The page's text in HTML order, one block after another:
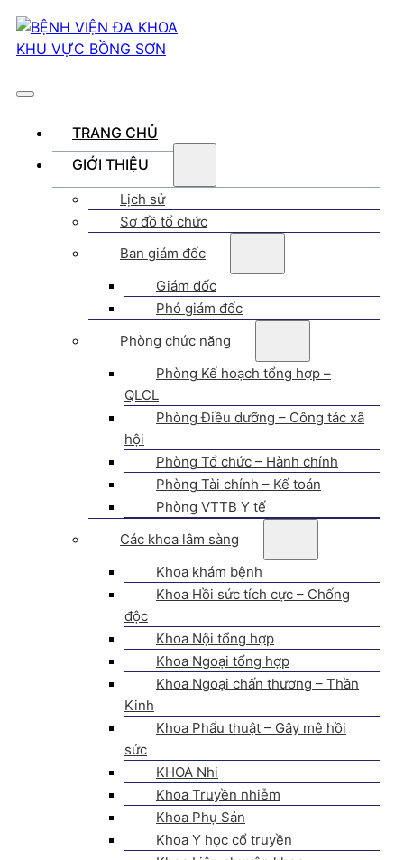
TRANG CHỦ
GIỚI THIỆU
Lịch sử
Sơ đồ tổ chức
Ban giám đốc
Giám đốc
Phó giám đốc
Phòng chức năng
Phòng Kế hoạch tổng hợp –
QLCL
Phòng Điều dưỡng – Công tác xã
hội
Phòng Tổ chức – Hành chính
Phòng Tài chính – Kế toán
Phòng VTTB Y tế
Các khoa lâm sàng
Khoa khám bệnh
Khoa Hồi sức tích cực – Chống
độc
Khoa Nội tổng hợp
Khoa Ngoại tổng hợp
Khoa Ngoại chấn thương – Thần
Kinh
Khoa Phẩu thuật – Gây mê hồi
sức
KHOA Nhi
Khoa Truyền nhiễm
Khoa Phụ Sản
Khoa Y học cổ truyền